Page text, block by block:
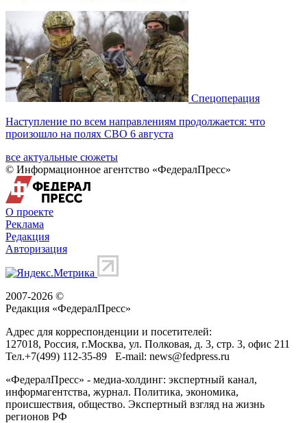
Спецоперация
Наступление по всем направлениям продолжается: что
произошло на полях СВО 6 августа
все актуальные сюжеты
© Информационное агентство «ФедералПресс»
О проекте
Реклама
Редакция
Авторизация
2007-2026 ©
Редакция «ФедералПресс»
Адрес для корреспонденции и посетителей:
127018, Россия, г.Москва, ул. Полковая, д. 3, стр. 3, офис 211
Тел.+7(499) 112-35-89 E-mail: news@fedpress.ru
«ФедералПресс» - медиа-холдинг: экспертный канал,
информагентства, журнал. Политика, экономика,
происшествия, общество. Экспертный взгляд на жизнь
регионов РФ